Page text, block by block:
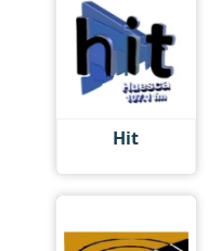
Hit